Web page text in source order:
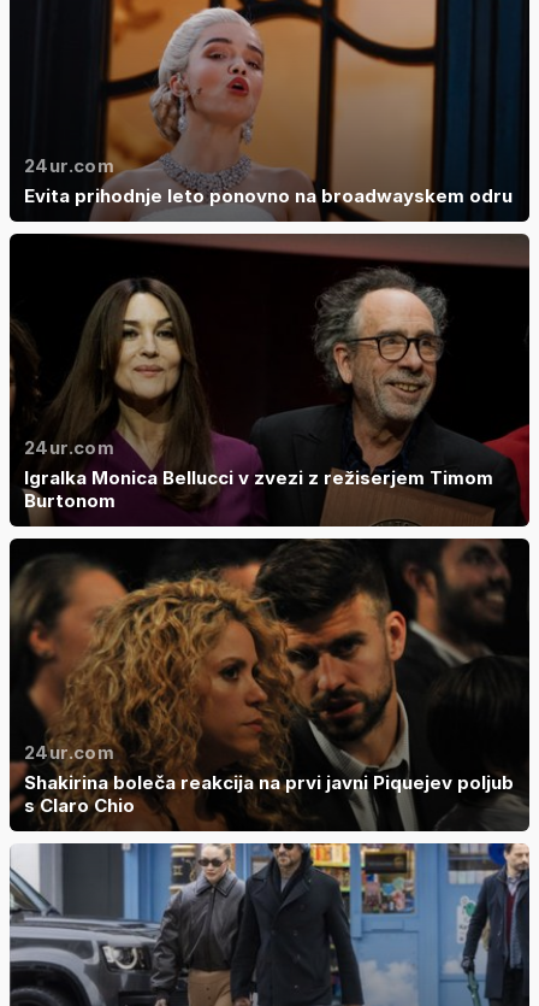
24ur.com
Evita prihodnje leto ponovno na broadwayskem odru
24ur.com
Igralka Monica Bellucci v zvezi z režiserjem Timom
Burtonom
24ur.com
Shakirina boleča reakcija na prvi javni Piquejev poljub
s Claro Chio